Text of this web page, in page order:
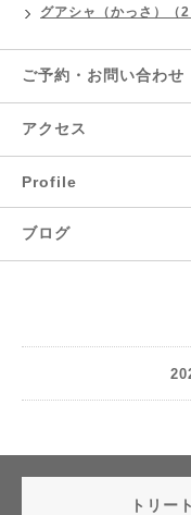
グアシャ（かっさ）（2
ご予約・お問い合わせ
アクセス
Profile
ブログ
トリー